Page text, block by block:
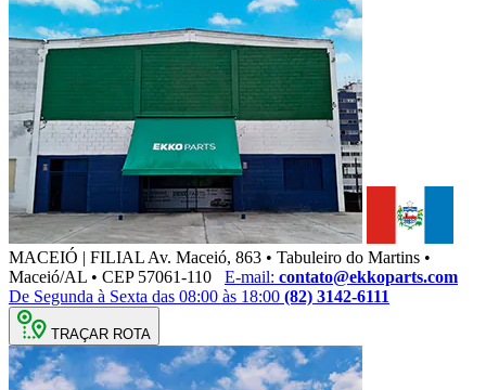
MACEIÓ | FILIAL Av. Maceió, 863 • Tabuleiro do Martins •
Maceió/AL • CEP 57061-110
E-mail: contato@ekkoparts.com
De Segunda à Sexta das 08:00 às 18:00 (82) 3142-6111
TRAÇAR ROTA